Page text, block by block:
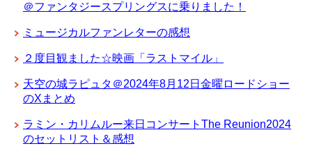
＠ファンタジースプリングスに乗りました！
ミュージカルファンレターの感想
２度目観ました☆映画「ラストマイル」
天空の城ラピュタ＠2024年8月12日金曜ロードショー
のXまとめ
ラミン・カリムルー来日コンサートThe Reunion2024
のセットリスト＆感想